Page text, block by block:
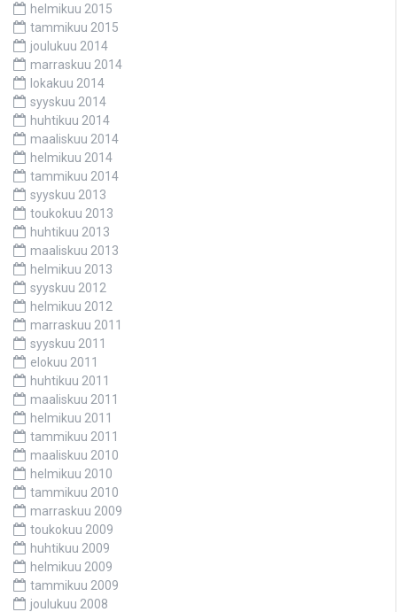
helmikuu 2015
tammikuu 2015
joulukuu 2014
marraskuu 2014
lokakuu 2014
syyskuu 2014
huhtikuu 2014
maaliskuu 2014
helmikuu 2014
tammikuu 2014
syyskuu 2013
toukokuu 2013
huhtikuu 2013
maaliskuu 2013
helmikuu 2013
syyskuu 2012
helmikuu 2012
marraskuu 2011
syyskuu 2011
elokuu 2011
huhtikuu 2011
maaliskuu 2011
helmikuu 2011
tammikuu 2011
maaliskuu 2010
helmikuu 2010
tammikuu 2010
marraskuu 2009
toukokuu 2009
huhtikuu 2009
helmikuu 2009
tammikuu 2009
joulukuu 2008